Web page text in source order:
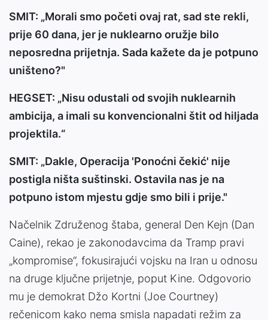
SMIT: „Morali smo početi ovaj rat, sad ste rekli,
prije 60 dana, jer je nuklearno oružje bilo
neposredna prijetnja. Sada kažete da je potpuno
uništeno?"
HEGSET: „Nisu odustali od svojih nuklearnih
ambicija, a imali su konvencionalni štit od hiljada
projektila.“
SMIT: „Dakle, Operacija 'Ponoćni čekić' nije
postigla ništa suštinski. Ostavila nas je na
potpuno istom mjestu gdje smo bili i prije."
Načelnik Združenog štaba, general Den Kejn (Dan
Caine), rekao je zakonodavcima da Tramp pravi
„kompromise“, fokusirajući vojsku na Iran u odnosu
na druge ključne prijetnje, poput Kine. Odgovorio
mu je demokrat Džo Kortni (Joe Courtney)
rečenicom kako nema smisla napadati režim za